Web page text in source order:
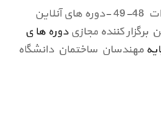
ثبت نام دوره های ارتقا برای نمرات 48-49 -دوره های آنلاین
دوره ها ی
مهندسان ساختمان دانشگاه